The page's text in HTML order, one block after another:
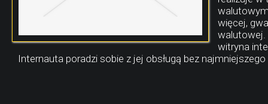
więcej,
walutowej.
witryna
Internauta poradzi sobie z jej obsługą bez